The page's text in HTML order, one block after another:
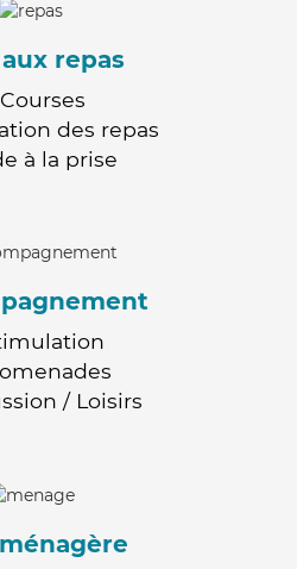
repas
Courses
des repas
à la prise
/ Loisirs